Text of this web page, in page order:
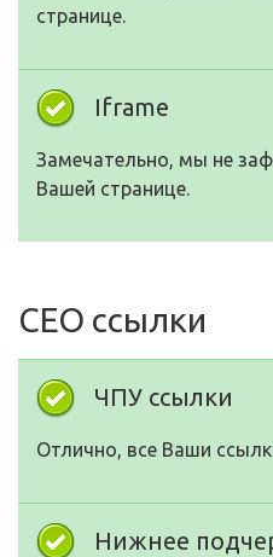
странице.
Iframe
Замечательно, мы не
Вашей странице.
СЕО ссылки
ЧПУ ссылки
Отлично, все Ваши
Нижнее